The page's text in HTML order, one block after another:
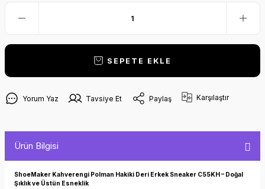
SEPETE EKLE
Yorum Yaz Tavsiye Et Paylaş Karşılaştır
Ürün Bilgisi
ShoeMaker Kahverengi Polman Hakiki Deri Erkek Sneaker C55KH – Doğal
Şıklık ve Üstün Esneklik